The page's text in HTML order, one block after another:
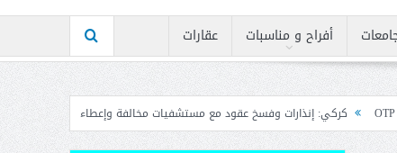
أفراح و مناسبات
عقارات
وفسخ عقود مع مستشفيات مخالفة وإعطاء مهل نهائية وتوجيه إنذارات